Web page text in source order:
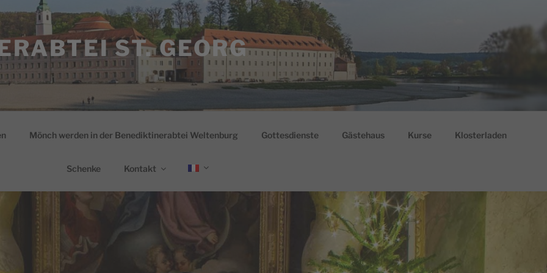
ST. GEORG
Mönch werden in der Benediktinerabtei Weltenburg Gottesdienste Gästehaus Kurse Klosterladen
Schenke Kontakt